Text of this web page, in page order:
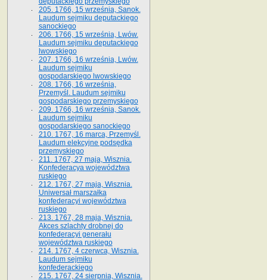
205. 1766, 15 września, Sanok.
Laudum sejmiku deputackiego
sanockiego
206. 1766, 15 września, Lwów.
Laudum sejmiku deputackiego
lwowskiego
207. 1766, 16 września, Lwów.
Laudum sejmiku
gospodarskiego lwowskiego
208. 1766, 16 września,
Przemyśl. Laudum sejmiku
gospodarskiego przemyskiego
209. 1766, 16 września, Sanok.
Laudum sejmiku
gospodarskiego sanockiego
210. 1767, 16 marca, Przemyśl.
Laudum elekcyjne podsędka
przemyskiego
211. 1767, 27 maja, Wisznia.
Konfederacya województwa
ruskiego
212. 1767, 27 maja, Wisznia.
Uniwersał marszałka
konfederacyi województwa
ruskiego
213. 1767, 28 maja, Wisznia.
Akces szlachty drobnej do
konfederacyi generału
województwa ruskiego
214. 1767, 4 czerwca, Wisznia.
Laudum sejmiku
konfederackiego
215. 1767, 24 sierpnia, Wisznia.